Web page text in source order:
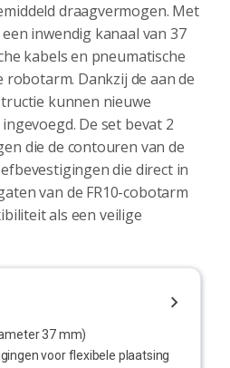
draagvermogen. Met
inwendig kanaal van 37
kabels en pneumatische
robotarm. Dankzij de aan de
kunnen nieuwe
De set bevat 2
die de contouren van de
die direct in
van de FR10-cobotarm
als een veilige
37 mm)
voor flexibele plaatsing